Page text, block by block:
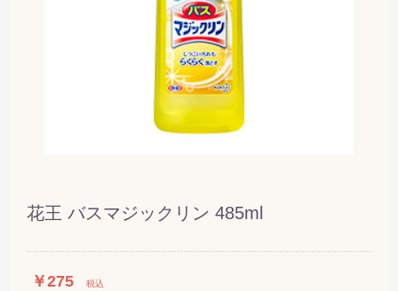
花王 バスマジックリン 485ml
￥275 税込